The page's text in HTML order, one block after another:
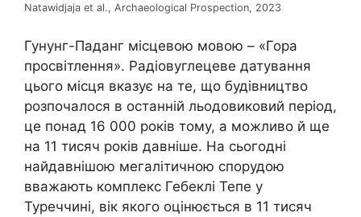
Natawidjaja et al., Archaeological Prospection, 2023
Гунунг-Паданг місцевою мовою – «Гора
просвітлення». Радіовуглецеве датування
цього місця вказує на те, що будівництво
розпочалося в останній льодовиковий період,
це понад 16 000 років тому, а можливо й ще
на 11 тисяч років давніше. На сьогодні
найдавнішою мегалітичною спорудою
вважають комплекс Гебеклі Тепе у
Туреччині, вік якого оцінюється в 11 тисяч